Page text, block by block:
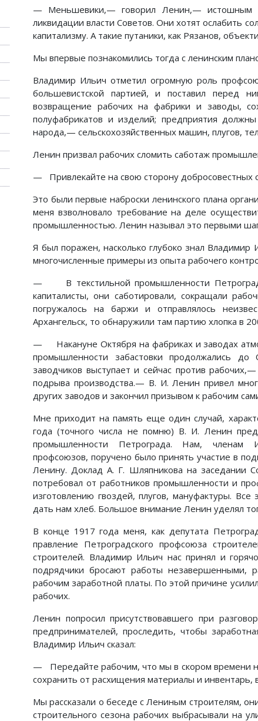
— Меньшевики,— говорил Ленин,— истошным
ликвидации власти Советов. Они хотят ослабить
капитализму. А такие путаники, как Рязанов,
Мы впервые познакомились тогда с ленинским
Владимир Ильич отметил огромную роль
большевистской партией, и поставил перед
возвращение рабочих на фабрики и заводы,
полуфабрикатов и изделий; предприятия
народа,— сельскохозяйственных машин, плугов,
Ленин призвал рабочих сломить саботаж
— Привлекайте на свою сторону добросовестных
Это были первые наброски ленинского плана
меня взволновало требование на деле
промышленностью. Ленин называл это первыми
Я был поражен, насколько глубоко знал
многочисленные примеры из опыта рабочего
— В текстильной промышленности
капиталисты, они саботировали, сокращали
погружалось на баржи и отправлялось
Архангельск, то обнаружили там партию хлопка в
— Накануне Октября на фабриках и заводах
промышленности забастовки продолжались
заводчиков выступает и сейчас против
подрыва производства.— В. И. Ленин привел
других заводов и закончил призывом к рабочим
Мне приходит на память еще один случай,
года (точного числа не помню) В. И. Ленин
промышленности Петрограда. Нам, членам
профсоюзов, поручено было принять участие в
Ленину. Доклад А. Г. Шляпникова на заседании
потребовал от работников промышленности и
изготовлению гвоздей, плугов, мануфактуры.
дать нам хлеб. Большое внимание Ленин уделял
В конце 1917 года меня, как депутата
правление Петроградского профсоюза
строителей. Владимир Ильич нас принял и
подрядчики бросают работы незавершенными,
рабочим заработной платы. По этой причине
рабочих.
Ленин попросил присутствовавшего при
предпринимателей, проследить, чтобы
Владимир Ильич сказал:
— Передайте рабочим, что мы в скором времени
сохранить от расхищения материалы и инвентарь,
Мы рассказали о беседе с Лениным строителям,
строительного сезона рабочих выбрасывали на